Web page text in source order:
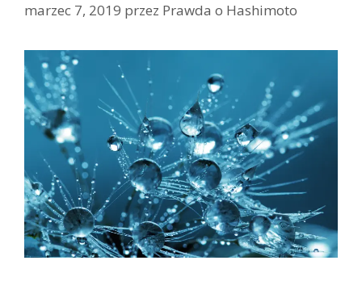
marzec 7, 2019 przez Prawda o Hashimoto